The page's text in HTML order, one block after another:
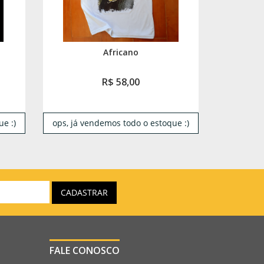
:)
Africano
R$ 58,00
ops, já vendemos todo o estoque :)
FALE CONOSCO